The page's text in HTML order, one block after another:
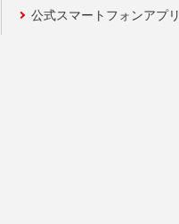
公式スマートフォンアプリ